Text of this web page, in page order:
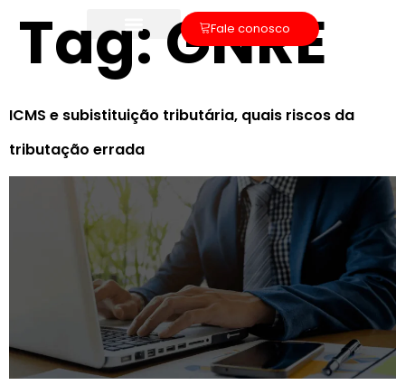
Fale conosco
Tag: GNRE
ICMS e subistituição tributária, quais riscos da
tributação errada